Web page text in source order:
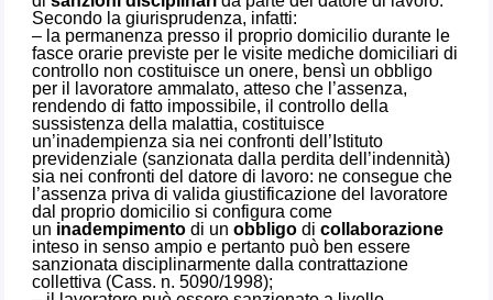
Secondo la giurisprudenza, infatti:
– la permanenza presso il proprio domicilio durante le
fasce orarie previste per le visite mediche domiciliari di
controllo non costituisce un onere, bensì un obbligo
per il lavoratore ammalato, atteso che l’assenza,
rendendo di fatto impossibile, il controllo della
sussistenza della malattia, costituisce
un’inadempienza sia nei confronti dell’Istituto
previdenziale (sanzionata dalla perdita dell’indennità)
sia nei confronti del datore di lavoro: ne consegue che
l’assenza priva di valida giustificazione del lavoratore
dal proprio domicilio si configura come
un inadempimento di unobbligo dicollaborazione
inteso in senso ampio e pertanto può ben essere
sanzionata disciplinarmente dalla contrattazione
collettiva (Cass. n. 5090/1998);